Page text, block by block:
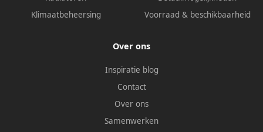
Klimaatbeheersing
Voorraad & beschikbaarheid
Over ons
Inspiratie blog
Contact
Over ons
Samenwerken